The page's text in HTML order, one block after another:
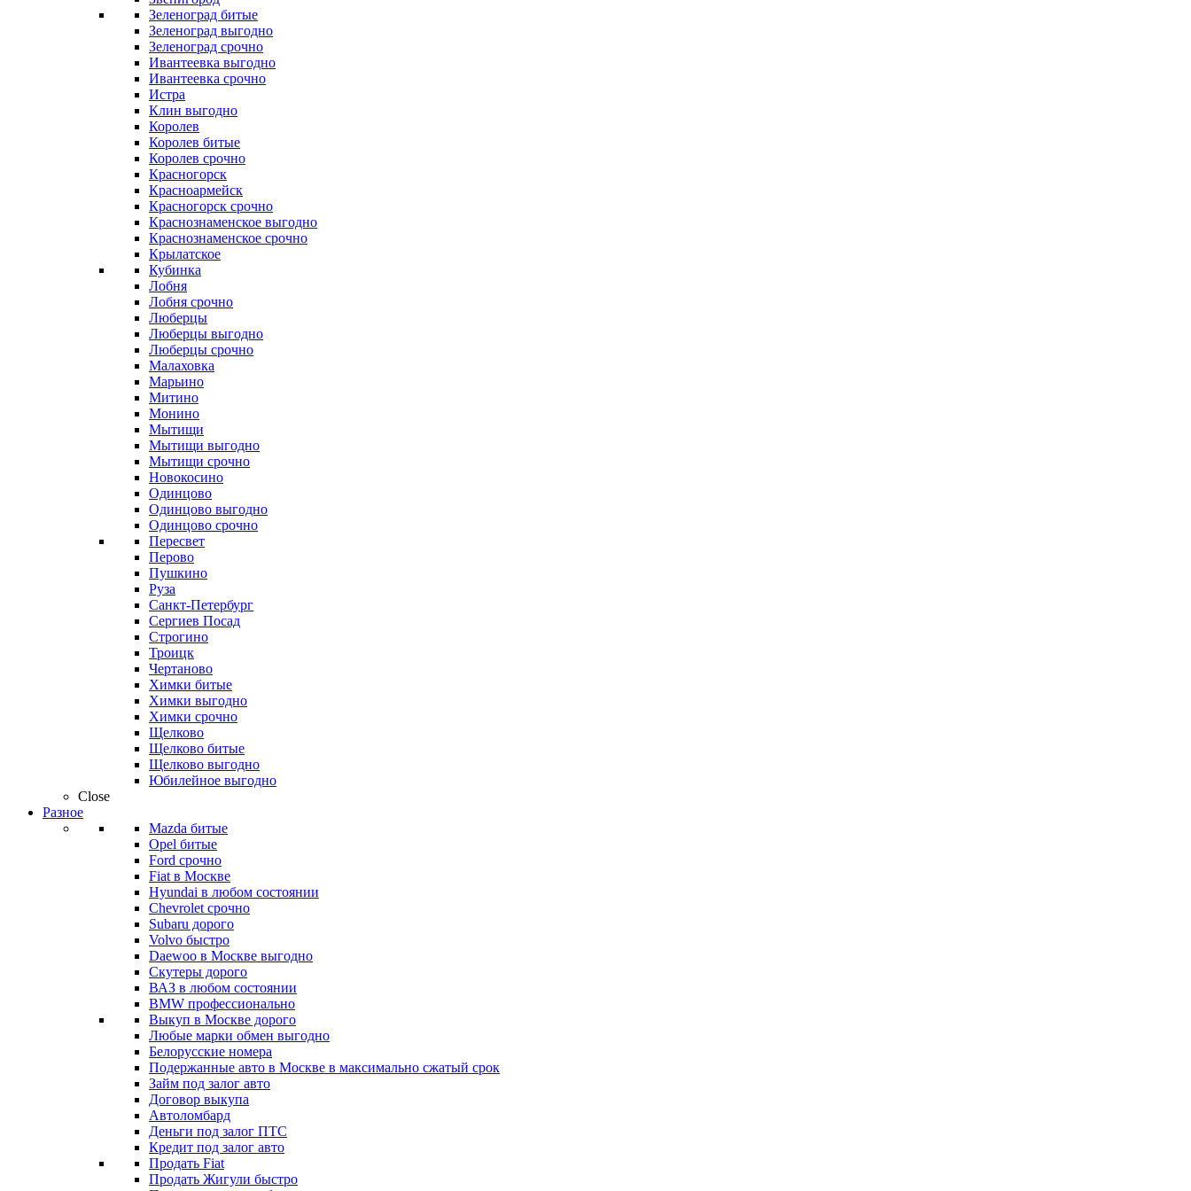
Зеленоград битые
Зеленоград выгодно
Зеленоград срочно
Ивантеевка выгодно
Ивантеевка срочно
Истра
Клин выгодно
Королев
Королев битые
Королев срочно
Красногорск
Красноармейск
Красногорск срочно
Краснознаменское выгодно
Краснознаменское срочно
Крылатское
Кубинка
Лобня
Лобня срочно
Люберцы
Люберцы выгодно
Люберцы срочно
Малаховка
Марьино
Митино
Монино
Мытищи
Мытищи выгодно
Мытищи срочно
Новокосино
Одинцово
Одинцово выгодно
Одинцово срочно
Пересвет
Перово
Пушкино
Руза
Санкт-Петербург
Сергиев Посад
Строгино
Троицк
Чертаново
Химки битые
Химки выгодно
Химки срочно
Щелково
Щелково битые
Щелково выгодно
Юбилейное выгодно
Close
Разное
Mazda битые
Opel битые
Ford срочно
Fiat в Москве
Hyundai в любом состоянии
Chevrolet срочно
Subaru дорого
Volvo быстро
Daewoo в Москве выгодно
Скутеры дорого
ВАЗ в любом состоянии
BMW профессионально
Выкуп в Москве дорого
Любые марки обмен выгодно
Белорусские номера
Подержанные авто в Москве в максимально сжатый срок
Займ под залог авто
Договор выкупа
Автоломбард
Деньги под залог ПТС
Кредит под залог авто
Продать Fiat
Продать Жигули быстро